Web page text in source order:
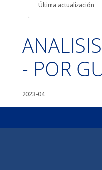
Última actualización
- POR
2023-04